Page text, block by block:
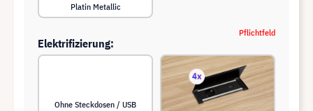
Platin Metallic
Elektrifizierung:
Ohne Steckdosen / USB
Pflichtfeld